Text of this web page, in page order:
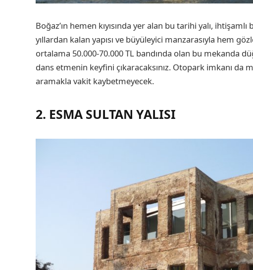
Boğaz’ın hemen kıyısında yer alan bu tarihi yalı,
yıllardan kalan yapısı ve büyüleyici manzarasıyla hem
ortalama 50.000-70.000 TL bandında olan bu mekanda
dans etmenin keyfini çıkaracaksınız. Otopark imkanı da
aramakla vakit kaybetmeyecek.
2. ESMA SULTAN YALISI